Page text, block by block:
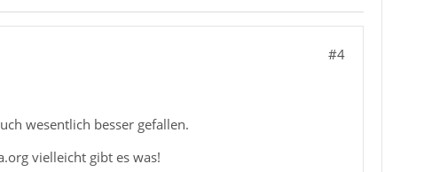
#4
wesentlich besser gefallen.
vielleicht gibt es was!